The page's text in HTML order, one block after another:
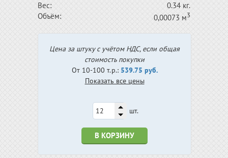
Вес:
0.34 кг.
Объём:
0,00073 м3
Цена за штуку с учётом НДС, если общая
стоимость покупки
От 10-100 т.р.: 539.75 руб.
Показать все цены
шт.
В КОРЗИНУ